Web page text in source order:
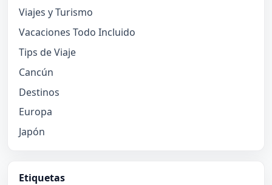
Viajes y Turismo
Vacaciones Todo Incluido
Tips de Viaje
Cancún
Destinos
Europa
Japón
Etiquetas